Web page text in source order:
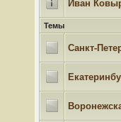
Иван
Темы
Санкт-